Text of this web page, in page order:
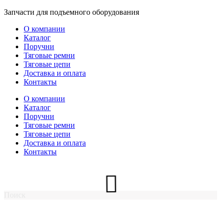
Перейти
содержимому
Запчасти для подъемного оборудования
О компании
Каталог
Поручни
Тяговые ремни
Тяговые цепи
Доставка и оплата
Контакты
О компании
Каталог
Поручни
Тяговые ремни
Тяговые цепи
Доставка и оплата
Контакты